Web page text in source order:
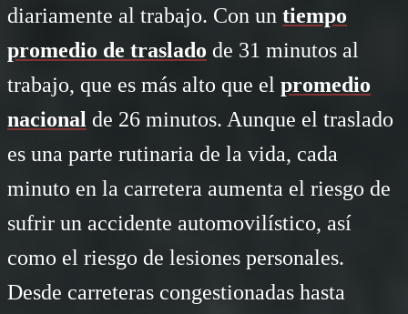
diariamente al trabajo. Con un tiempo
promedio de traslado de 31 minutos al
trabajo, que es más alto que el promedio
nacional de 26 minutos. Aunque el traslado
es una parte rutinaria de la vida, cada
minuto en la carretera aumenta el riesgo de
sufrir un accidente automovilístico, así
como el riesgo de lesiones personales.
Desde carreteras congestionadas hasta